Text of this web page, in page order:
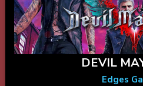
DEVIL
Edges